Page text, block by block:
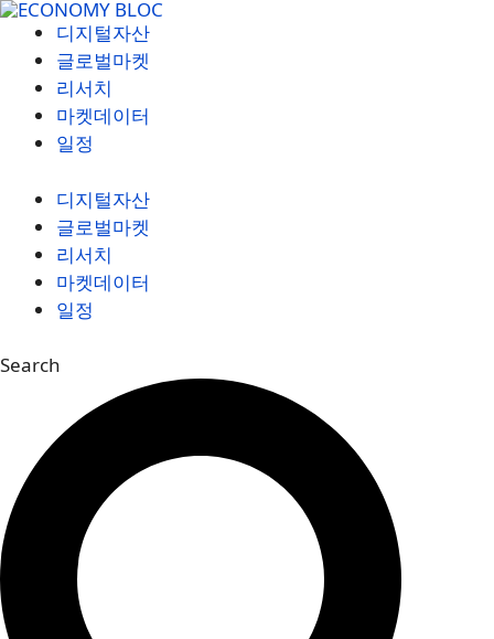
컨
디지털자산
글로벌마켓
리서치
마켓데이터
일정
디지털자산
글로벌마켓
리서치
마켓데이터
일정
Search